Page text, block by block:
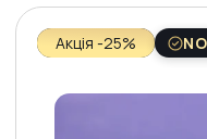
Акція -25%